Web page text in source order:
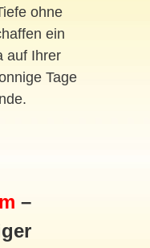
ohne
ein
auf Ihrer
Tage
–